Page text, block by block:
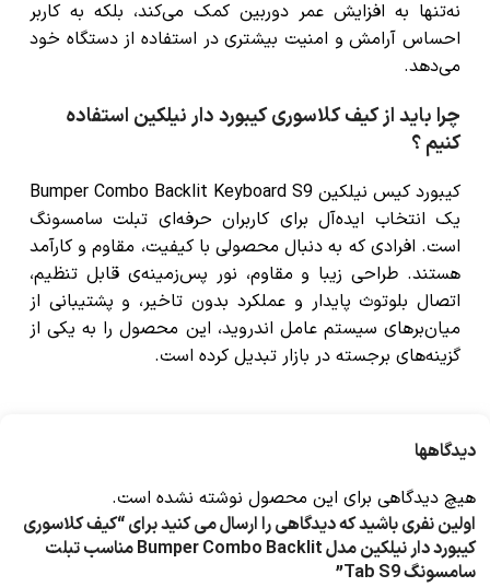
نه‌تنها به افزایش عمر دوربین کمک می‌کند، بلکه به کاربر
احساس آرامش و امنیت بیشتری در استفاده از دستگاه خود
می‌دهد.
چرا باید از کیف کلاسوری کیبورد دار نیلکین استفاده
کنیم ؟
کیبورد کیس نیلکین Bumper Combo Backlit Keyboard S9
یک انتخاب ایده‌آل برای کاربران حرفه‌ای تبلت سامسونگ
است. افرادی که به دنبال محصولی با کیفیت، مقاوم و کارآمد
هستند. طراحی زیبا و مقاوم، نور پس‌زمینه‌ی قابل تنظیم،
اتصال بلوتوث پایدار و عملکرد بدون تاخیر، و پشتیبانی از
میان‌برهای سیستم عامل اندروید، این محصول را به یکی از
گزینه‌های برجسته در بازار تبدیل کرده است.
دیدگاهها
هیچ دیدگاهی برای این محصول نوشته نشده است.
اولین نفری باشید که دیدگاهی را ارسال می کنید برای “کیف کلاسوری
کیبورد دار نیلکین مدل Bumper Combo Backlit مناسب تبلت
سامسونگ Tab S9”